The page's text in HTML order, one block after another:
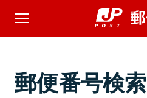
郵便番号検索